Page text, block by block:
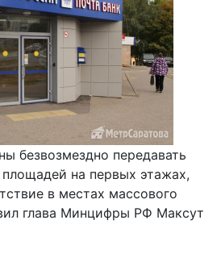
безвозмездно передавать
на первых этажах,
в местах массового
глава Минцифры РФ Максут